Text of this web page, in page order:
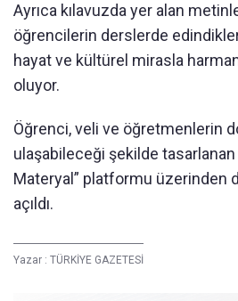
Ayrıca kılavuzda yer alan
öğrencilerin derslerde
hayat ve kültürel mirasla
oluyor.
Öğrenci, veli ve öğretmenlerin
ulaşabileceği şekilde tasarlanan
Materyal” platformu üzerinden
açıldı.
Yazar : TÜRKİYE GAZETESİ